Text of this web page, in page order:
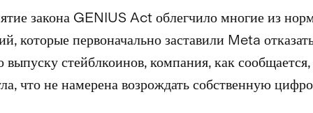
закона GENIUS Act облегчило многие из
которые первоначально заставили Meta
выпуску стейблкоинов, компания, как сообщается,
что не намерена возрождать собственную